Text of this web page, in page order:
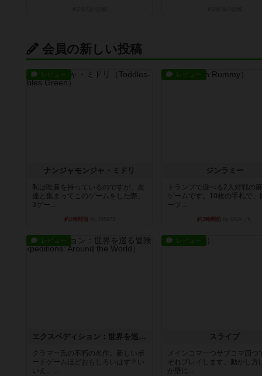
会員の新しい投稿
レビュー
ナンジャモンジャ・ミドリ
私は吃音を持っているのですが、友
達と集まってこのゲームをした際、
3ゲー...
約1時間前
レビュー
ジンラミー
トランプで遊べる2人対戦の
ゲームです。10枚の手札で、
ーツ...
約3時間前
レビュー
エクスペディション：世界を巡る冒険
クラマー氏の不朽の名作。新しいボ
ードゲームほどおもしろいはず？い
いえ。...
レビュー
スライプ
メインコマ一つサブコマ四つ
ぞれプレイします。動かし方
か壁に...